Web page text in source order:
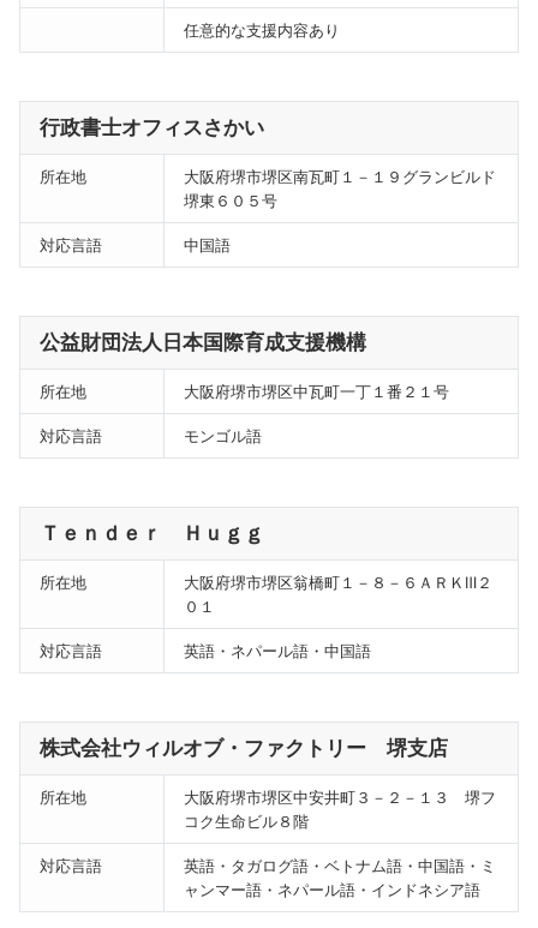
任意的な支援内容あり
行政書士オフィスさかい
所在地
大阪府堺市堺区南瓦町１－１９グランビルド
堺東６０５号
対応言語 中国語
公益財団法人日本国際育成支援機構
所在地 大阪府堺市堺区中瓦町一丁１番２１号
対応言語 モンゴル語
Ｔｅｎｄｅｒ Ｈｕｇｇ
所在地
大阪府堺市堺区翁橋町１－８－６ＡＲＫⅢ２
０１
対応言語 英語・ネパール語・中国語
株式会社ウィルオブ・ファクトリー 堺支店
所在地
大阪府堺市堺区中安井町３－２－１３ 堺フ
コク生命ビル８階
対応言語
英語・タガログ語・ベトナム語・中国語・ミ
ャンマー語・ネパール語・インドネシア語